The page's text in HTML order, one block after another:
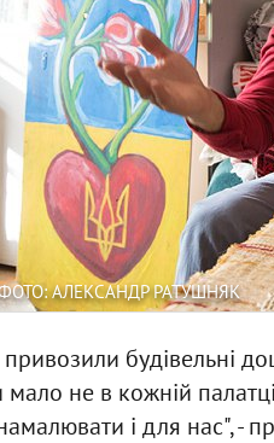
АЛЕКСАНДР РАТУШНЯК
будівельні
не в кожній
і для нас", -